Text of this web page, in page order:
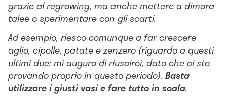
grazie al regrowing, ma anche mettere a dimora
talee o sperimentare con gli scarti.
Ad esempio, riesco comunque a far crescere
aglio, cipolle, patate e zenzero (riguardo a questi
ultimi due: mi auguro di riuscirci, dato che ci sto
provando proprio in questo periodo). Basta
utilizzare i giusti vasi e fare tutto in scala.